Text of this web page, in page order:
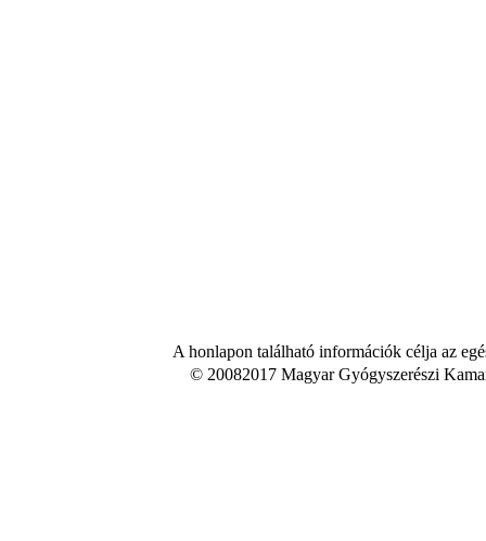
A honlapon található információk célja az
© 20082017 Magyar Gyógyszerészi